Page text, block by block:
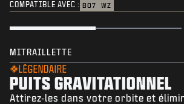
COMPATIBLE AVEC : BO7 WZ
MITRAILLETTE
LÉGENDAIRE
PUITS GRAVITATIONNEL
Attirez-les dans votre orbite et